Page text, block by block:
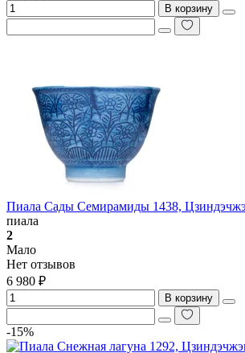
В корзину
Пиала Сады Семирамиды 1438,
пиала
2
Мало
Нет отзывов
6 980 ₽
В корзину
-15%